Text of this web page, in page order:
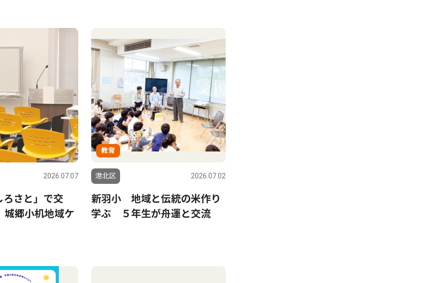
2026.07.07
ろさと」で交
郷小机地域ケ
教育
港北区 2026.07.02
新羽小 地域と伝統の米作り
学ぶ ５年生が舟運と交流